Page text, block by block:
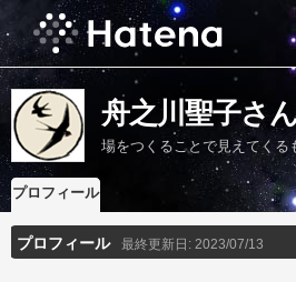
舟之川聖子さ
場をつくることで見えてく
プロフィール
プロフィール 最終更新日: 2023/07/13